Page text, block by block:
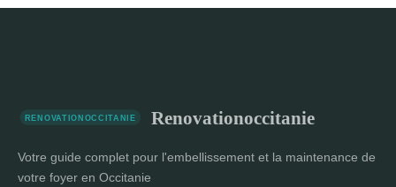
Renovationoccitanie
Votre guide complet pour l'embellissement et la maintenance de
votre foyer en Occitanie